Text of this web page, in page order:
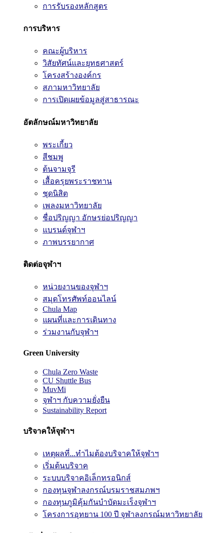
การรับรองหลักสูตร
การบริหาร
คณะผู้บริหาร
วิสัยทัศน์และยุทธศาสตร์
โครงสร้างองค์กร
สภามหาวิทยาลัย
การเปิดเผยข้อมูลสู่สาธารณะ
อัตลักษณ์มหาวิทยาลัย
พระเกี้ยว
สีชมพู
ต้นจามจุรี
เสื้อครุยพระราชทาน
ชุดนิสิต
เพลงมหาวิทยาลัย
ชื่อปริญญา อักษรย่อปริญญา
แบรนด์จุฬาฯ
ภาพบรรยากาศ
ติดต่อจุฬาฯ
หน่วยงานของจุฬาฯ
สมุดโทรศัพท์ออนไลน์
Chula Map
แผนที่และการเดินทาง
ร่วมงานกับจุฬาฯ
Green University
Chula Zero Waste
CU Shuttle Bus
MuvMi
จุฬาฯ กับความยั่งยืน
Sustainability Report
บริจาคให้จุฬาฯ
เหตุผลที่...ทำไมต้องบริจาคให้จุฬาฯ
เริ่มต้นบริจาค
ระบบบริจาคอิเล็กทรอนิกส์
กองทุนจุฬาลงกรณ์บรมราชสมภพฯ
กองทุนภูมิคุ้มกันบำบัดมะเร็งจุฬาฯ
โครงการอุทยาน 100 ปี จุฬาลงกรณ์มหาวิทยาลัย